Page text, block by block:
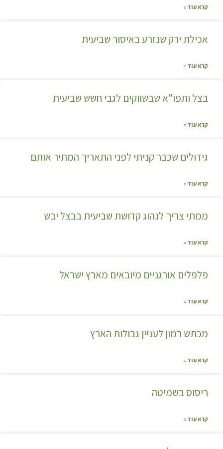
קרא עוד »
אכילת ירק שנזרע באיסור שביעית
קרא עוד »
בצל ותפו"א שבשווקים לגבי חשש שביעית
קרא עוד »
גידולים שכבר קניתי לפני התאריך המתיר אותם
קרא עוד »
ממתי צריך לנהוג קדושת שביעית בבצל יבש
קרא עוד »
פלפלים אורגניים מיובאים מארץ ישראל
קרא עוד »
מכתש רמון לעניין גבולות הארץ
קרא עוד »
ריסוס בשמיטה
קרא עוד »